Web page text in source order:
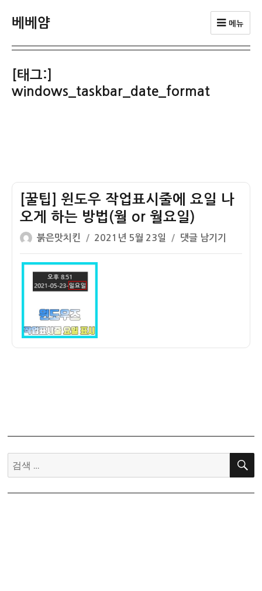
베베얌 메뉴
[태그:]
windows_taskbar_date_format
[꿀팁] 윈도우 작업표시줄에 요일 나
오게 하는 방법(월 or 월요일)
글
쓴
이
붉은맛치킨
작
성
일
2021년 5월 23일
[꿀
팁]
댓글 남기기
검
색:
검